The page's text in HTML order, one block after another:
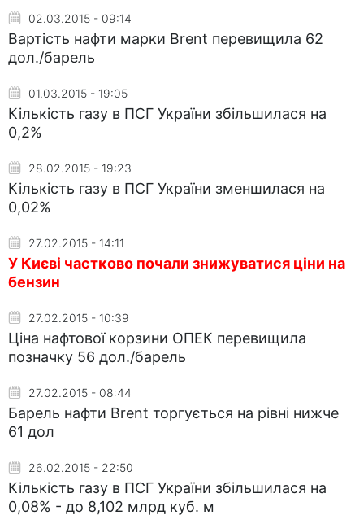
02.03.2015 - 09:14
Вартість нафти марки Brent перевищила 62
дол./барель
01.03.2015 - 19:05
Кількість газу в ПСГ України збільшилася на
0,2%
28.02.2015 - 19:23
Кількість газу в ПСГ України зменшилася на
0,02%
27.02.2015 - 14:11
У Києві частково почали знижуватися ціни на
бензин
27.02.2015 - 10:39
Ціна нафтової корзини ОПЕК перевищила
позначку 56 дол./барель
27.02.2015 - 08:44
Барель нафти Brent торгується на рівні нижче
61 дол
26.02.2015 - 22:50
Кількість газу в ПСГ України збільшилася на
0,08% - до 8,102 млрд куб. м